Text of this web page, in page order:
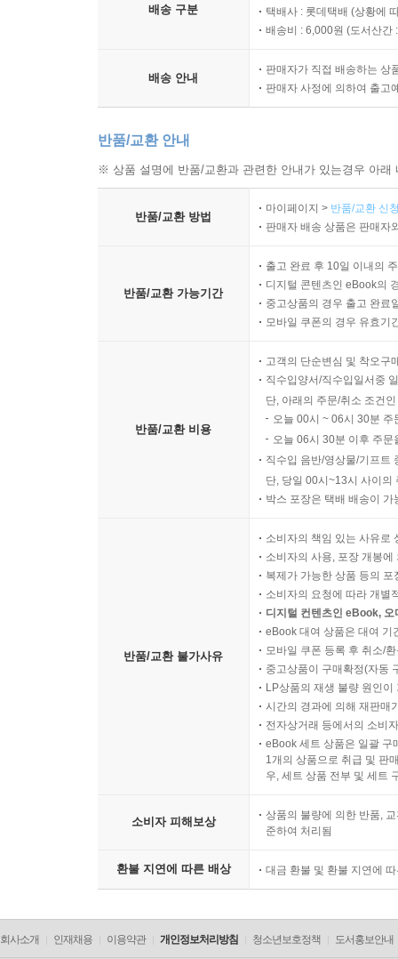
UNIT 32 Activate Your Prior Knowledge
UNIT 33 Can Language Die Out?
UNIT 35 The Right Decision
Review Test 7
UNIT 36 Optimism Matters for the Environment
UNIT 38 The Role of Conflict in a Story
UNIT 40 Distance Education and Online Courses
UNIT 41 The Likelihood of Something Happening
UNIT 43 What Determines Who You Are?
UNIT 44 Sabin’s Vaccine: A Savior from the
UNIT 45 Distractions in Driving
Review Test 9
UNIT 46 Comforting Communication
UNIT 47 The Healing Power of Touch
UNIT 48 How Cats Survive a Fall
UNIT 50 The Complexity of Animal Behavior
UNIT 51 Tips on Writing Application Essays
UNIT 52 Actors Playing the Opposite Sex
UNIT 53 Empty Your Mind and Make Room for
UNIT 54 Citizens of a World Community
UNIT 55 The Value of Forests
UNIT 56 Where Is Earth’s Water?
UNIT 58 Personalize Your Messages Rather Than
UNIT 60 Theater in the Tang Dynasty
Review Test 12
Progress Test 6
배송 구분
택배사 : 롯데택배 (상황에
배송비 : 6,000원 (도서산간
배송 안내
판매자가 직접 배송하는 상
판매자 사정에 의하여 출고
반품/교환 안내
※ 상품 설명에 반품/교환과 관련한 안내가 있는경우 아
반품/교환 방법
마이페이지 > 반품/교환 신
판매자 배송 상품은 판매자
반품/교환 가능기간
출고 완료 후 10일 이내의
디지털 콘텐츠인 eBook의
중고상품의 경우 출고 완료
모바일 쿠폰의 경우 유효기
반품/교환 비용
고객의 단순변심 및 착오구
직수입양서/직수입일서중
단, 아래의 주문/취소 조건
오늘 00시 ~ 06시 30분
오늘 06시 30분 이후 주
직수입 음반/영상물/기프트
단, 당일 00시~13시 사이의
박스 포장은 택배 배송이
반품/교환 불가사유
소비자의 책임 있는 사유로
소비자의 사용, 포장 개봉
복제가 가능한 상품 등의
소비자의 요청에 따라 개별
디지털 컨텐츠인 eBook,
eBook 대여 상품은 대여 기
모바일 쿠폰 등록 후 취소/
중고상품이 구매확정(자동
LP상품의 재생 불량 원인
시간의 경과에 의해 재판매
전자상거래 등에서의 소비
eBook 세트 상품은 일괄 구
1개의 상품으로 취급 및 판
우, 세트 상품 전부 및 세트
소비자 피해보상
상품의 불량에 의한 반품,
준하여 처리됨
환불 지연에 따른 배상 대금 환불 및 환불 지연에
회사소개 인재채용 이용약관 개인정보처리방침 청소년보호정책 도서홍보안내